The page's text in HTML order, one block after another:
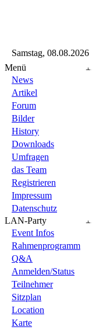
Samstag, 08.08.2026
Menü
News
Artikel
Forum
Bilder
History
Downloads
Umfragen
das Team
Registrieren
Impressum
Datenschutz
LAN-Party
Event Infos
Rahmenprogramm
Q&A
Anmelden/Status
Teilnehmer
Sitzplan
Location
Karte